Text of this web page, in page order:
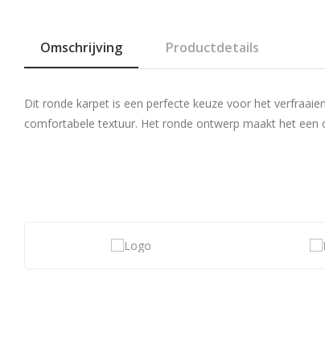
Omschrijving Productdetails
Dit ronde karpet is een perfecte keuze voor het
comfortabele textuur. Het ronde ontwerp maakt het een